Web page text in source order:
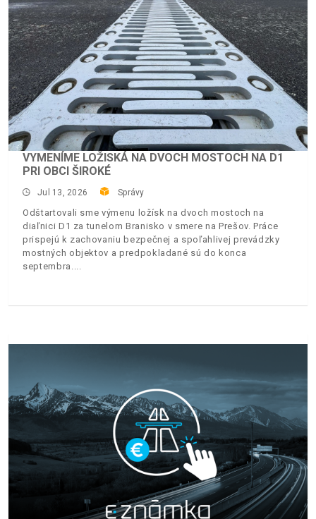
VYMENÍME LOŽISKÁ NA DVOCH MOSTOCH NA D1
PRI OBCI ŠIROKÉ
Jul 13, 2026 Správy
Odštartovali sme výmenu ložísk na dvoch mostoch na
diaľnici D1 za tunelom Branisko v smere na Prešov. Práce
prispejú k zachovaniu bezpečnej a spoľahlivej prevádzky
mostných objektov a predpokladané sú do konca
septembra.